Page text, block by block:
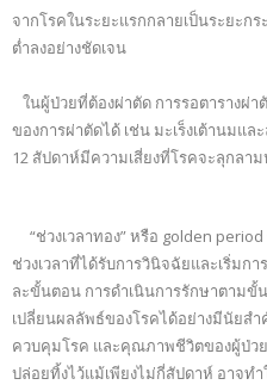
จากโรคในระยะแรกกลายเป็นระยะ
ต่ำลงอย่างชัดเจน
ในผู้ป่วยที่ต้องผ่าตัด การรอตารางผ่
ของการผ่าตัดได้ เช่น มะเร็งเต้านมแ
12 สัปดาห์มีความเสี่ยงที่โรคจะลุกลา
“ช่วงเวลาทอง” หรือ golden
ช่วงเวลาที่ได้รับการวินิจฉัยและเริ่มก
ละขั้นตอน การดำเนินการรักษาตามขั้
เปลี่ยนผลลัพธ์ของโรคได้อย่างมีนัยส
ควบคุมโรค และคุณภาพชีวิตของผู้ป่ว
ปล่อยทิ้งไว้แม้เพียงไม่กี่สัปดาห์ อาจท